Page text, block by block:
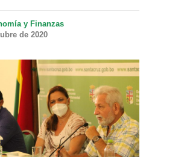
y Finanzas
de 2020